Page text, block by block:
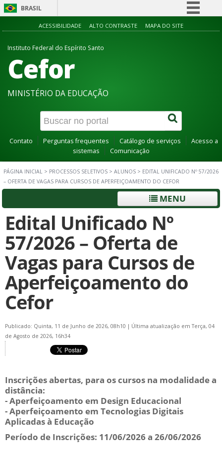
BRASIL
Simplifique!
ACESSIBILIDADE ALTO CONTRASTE MAPA DO SITE
Instituto Federal do Espírito Santo
Cefor
MINISTÉRIO DA EDUCAÇÃO
Contato Perguntas frequentes Catálogo de serviços
Acesso a
sistemas
Comunicação
PÁGINA INICIAL > PROCESSOS SELETIVOS > ALUNOS > EDITAL UNIFICADO Nº 57/2026
– OFERTA DE VAGAS PARA CURSOS DE APERFEIÇOAMENTO DO CEFOR
MENU
Edital Unificado Nº
57/2026 – Oferta de
Vagas para Cursos de
Aperfeiçoamento do
Cefor
Publicado: Quinta, 11 de Junho de 2026, 08h10 | Última atualização em Terça, 04
de Agosto de 2026, 16h34
Inscrições abertas, para os cursos na modalidade a
distância:
- Aperfeiçoamento em Design Educacional
- Aperfeiçoamento em Tecnologias Digitais
Aplicadas à Educação
Período de Inscrições: 11/06/2026 a 26/06/2026